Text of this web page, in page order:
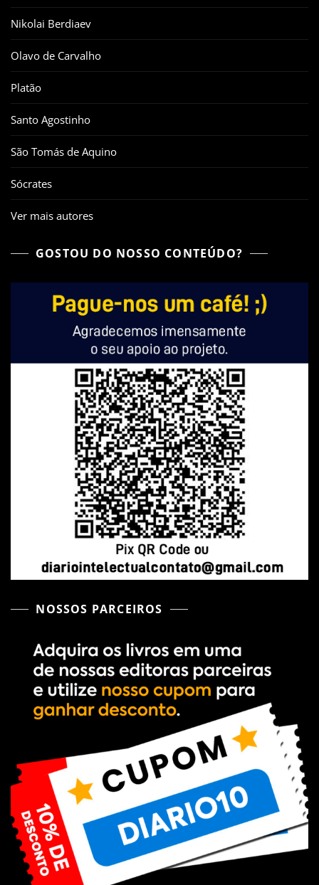
Nikolai Berdiaev
Olavo de Carvalho
Platão
Santo Agostinho
São Tomás de Aquino
Sócrates
Ver mais autores
GOSTOU DO NOSSO CONTEÚDO?
NOSSOS PARCEIROS